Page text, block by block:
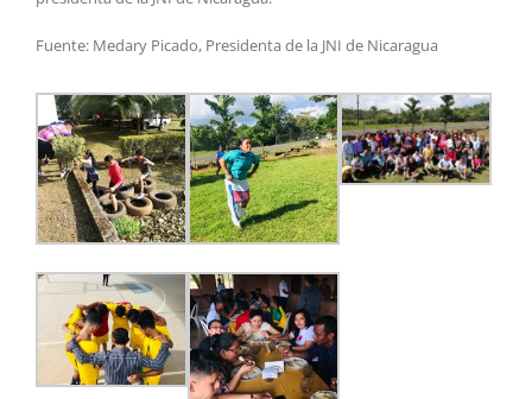
Fuente: Medary Picado, Presidenta de la JNI de Nicaragua